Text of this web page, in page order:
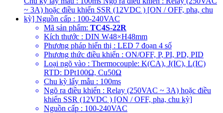
Mã sản phẩm: TC4S-22R
Kích thước : DIN W48×H48mm
Phương pháp hiển thị : LED 7 đoạn 4 số
Phương thức điều khiển : ON/OFF, P, PI, PD, PID
Loại ngõ vào : Thermocouple: K(CA), J(IC), L(IC)
RTD: DPt100Ω, Cu50Ω
Chu kỳ lấy mẫu : 100ms
Ngõ ra điều khiển : Relay (250VAC ~ 3A) hoặc điều
khiển SSR (12VDC ) [ON / OFF, pha, chu kỳ]
Nguồn cấp : 100-240VAC